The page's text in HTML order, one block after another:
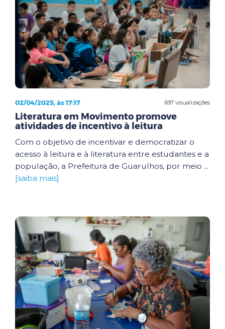
697 visualizações
02/04/2025, às 17:17
Literatura em Movimento promove
atividades de incentivo à leitura
Com o objetivo de incentivar e democratizar o
acesso à leitura e à literatura entre estudantes e a
população, a Prefeitura de Guarulhos, por meio ...
[saiba mais]